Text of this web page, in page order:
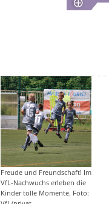
Freude und Freundschaft! Im
VfL-Nachwuchs erleben die
Kinder tolle Momente. Foto: